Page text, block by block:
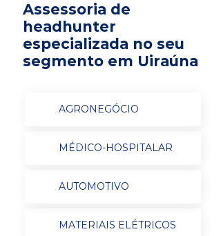
Assessoria de
headhunter
especializada no seu
segmento em Uiraúna
AGRONEGÓCIO
MÉDICO-HOSPITALAR
AUTOMOTIVO
MATERIAIS ELÉTRICOS